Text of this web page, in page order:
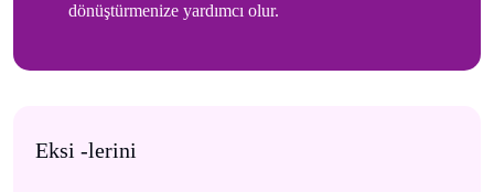
dönüştürmenize yardımcı olur.
Eksi -lerini